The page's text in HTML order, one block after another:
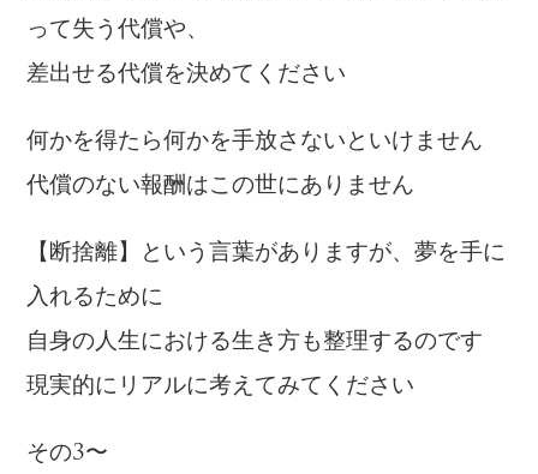
って失う代償や、
差出せる代償を決めてください
何かを得たら何かを手放さないといけません
代償のない報酬はこの世にありません
【断捨離】という言葉がありますが、夢を手に
入れるために
自身の人生における生き方も整理するのです
現実的にリアルに考えてみてください
その3〜